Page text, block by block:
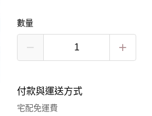
數量
付款與運送方式
宅配免運費